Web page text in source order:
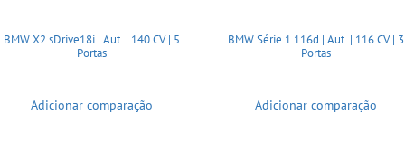
BMW X2 sDrive18i | Aut. | 140 CV | 5
Portas
Adicionar comparação
BMW Série 1 116d | Aut. | 116 CV | 3
Portas
Adicionar comparação